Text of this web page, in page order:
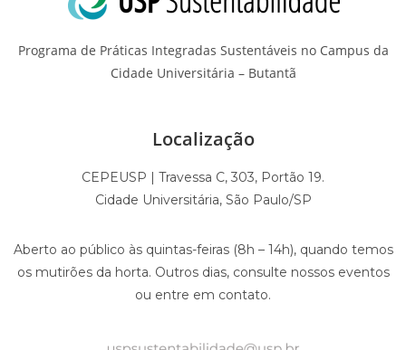
Programa de Práticas Integradas Sustentáveis no Campus da
Cidade Universitária – Butantã
Localização
CEPEUSP | Travessa C, 303, Portão 19.
Cidade Universitária, São Paulo/SP
Aberto ao público às quintas-feiras (8h – 14h), quando temos
os mutirões da horta. Outros dias, consulte nossos eventos
ou entre em contato.